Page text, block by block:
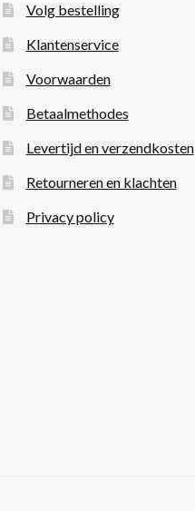
Volg bestelling
Klantenservice
Voorwaarden
Betaalmethodes
Levertijd en verzendkosten
Retourneren en klachten
Privacy policy